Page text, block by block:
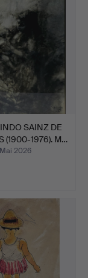
SAINZ DE
(1900-1976). M…
2026